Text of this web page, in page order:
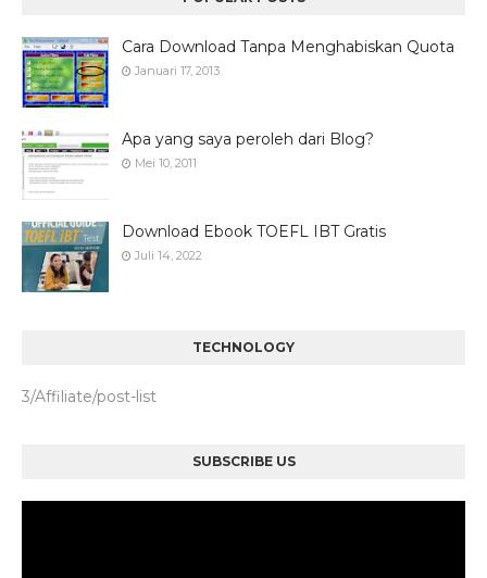
Cara Download Tanpa Menghabiskan Quota
Januari 17, 2013
Apa yang saya peroleh dari Blog?
Mei 10, 2011
Download Ebook TOEFL IBT Gratis
Juli 14, 2022
TECHNOLOGY
3/Affiliate/post-list
SUBSCRIBE US